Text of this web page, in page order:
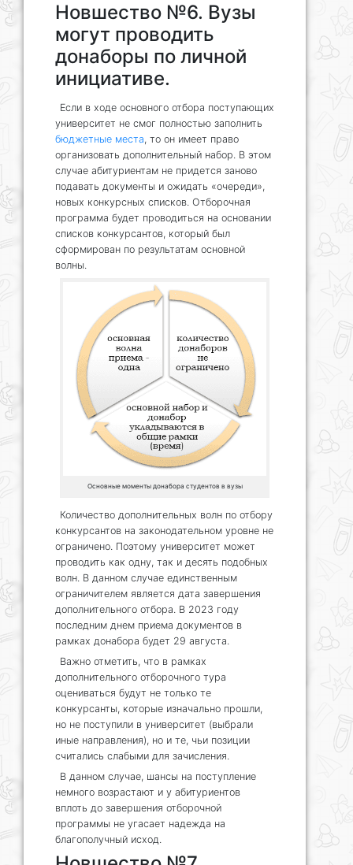
Новшество №6. Вузы
могут проводить
донаборы по личной
инициативе.
Если в ходе основного отбора поступающих
университет не смог полностью заполнить
бюджетные места, то он имеет право
организовать дополнительный набор. В этом
случае абитуриентам не придется заново
подавать документы и ожидать «очереди»,
новых конкурсных списков. Отборочная
программа будет проводиться на основании
списков конкурсантов, который был
сформирован по результатам основной
волны.
Основные моменты донабора студентов в вузы
Количество дополнительных волн по отбору
конкурсантов на законодательном уровне не
ограничено. Поэтому университет может
проводить как одну, так и десять подобных
волн. В данном случае единственным
ограничителем является дата завершения
дополнительного отбора. В 2023 году
последним днем приема документов в
рамках донабора будет 29 августа.
Важно отметить, что в рамках
дополнительного отборочного тура
оцениваться будут не только те
конкурсанты, которые изначально прошли,
но не поступили в университет (выбрали
иные направления), но и те, чьи позиции
считались слабыми для зачисления.
В данном случае, шансы на поступление
немного возрастают и у абитуриентов
вплоть до завершения отборочной
программы не угасает надежда на
благополучный исход.